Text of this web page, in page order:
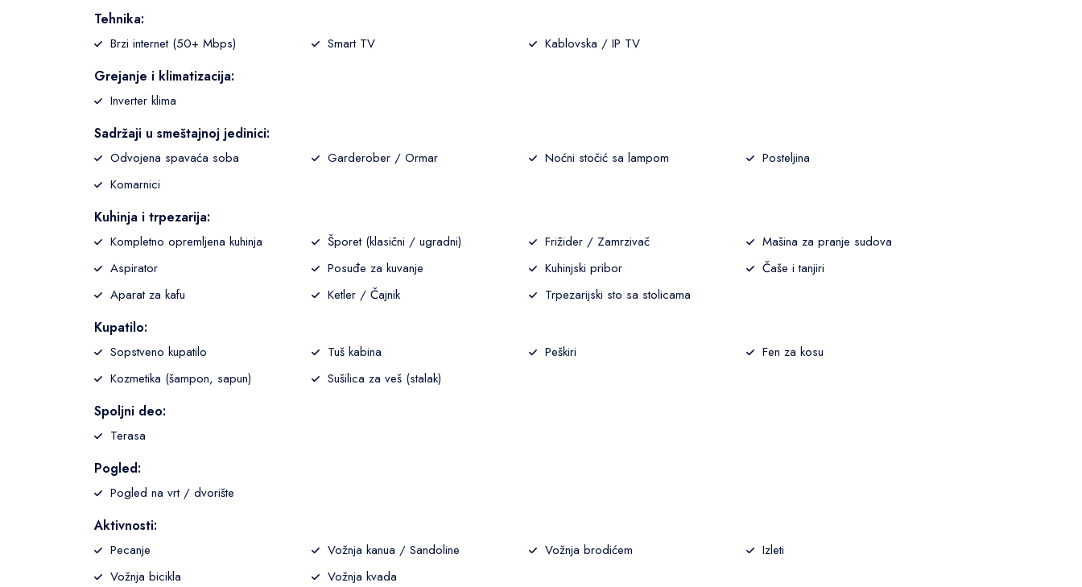
Tehnika:
Brzi internet (50+ Mbps) Smart TV Kablovska / IP TV
Grejanje i klimatizacija:
Inverter klima
Sadržaji u smeštajnoj jedinici:
Odvojena spavaća soba Garderober / Ormar Noćni stočić sa lampom
Posteljina
Komarnici
Kuhinja i trpezarija:
Kompletno opremljena kuhinja Šporet (klasični / ugradni) Frižider / Zamrzivač
Mašina za pranje sudova
Aspirator
Posuđe za kuvanje Kuhinjski pribor
Čaše i tanjiri
Aparat za kafu
Ketler / Čajnik Trpezarijski sto sa stolicama
Kupatilo:
Sopstveno kupatilo Tuš kabina Peškiri
Fen za kosu
Kozmetika (šampon, sapun)
Sušilica za veš (stalak)
Spoljni deo:
Terasa
Pogled:
Pogled na vrt / dvorište
Aktivnosti:
Pecanje Vožnja kanua / Sandoline Vožnja brodićem
Izleti
Vožnja bicikla
Vožnja kvada